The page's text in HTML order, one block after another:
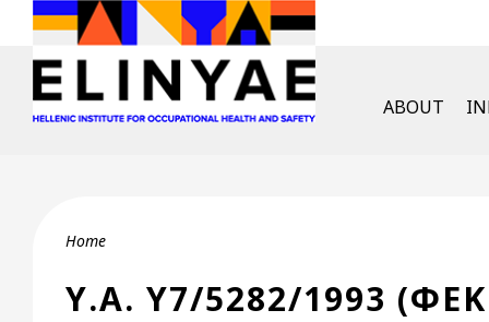
Skip to main content
English
ABOUT
Breadcrumb
Home
Υ.Α. Υ7/5282/1993